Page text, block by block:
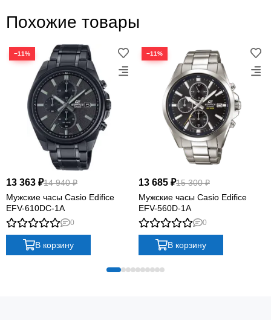
Похожие товары
−11%
13 363 ₽14 940 ₽
Мужские часы Casio Edifice
EFV-610DC-1A
0
В корзину
−11%
13 685 ₽15 300 ₽
Мужские часы Casio Edifice
EFV-560D-1A
0
В корзину